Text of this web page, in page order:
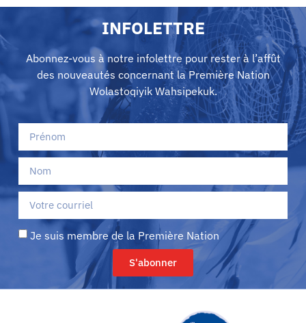
INFOLETTRE
Abonnez-vous à notre infolettre pour rester à l’affût
des nouveautés concernant la Première Nation
Wolastoqiyik Wahsipekuk.
Je suis membre de la Première Nation
S'abonner